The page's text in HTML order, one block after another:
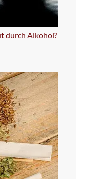
durch Alkohol?